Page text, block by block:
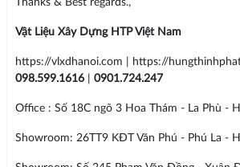
Thanks & Best regards.,
Vật Liệu Xây Dựng HTP Việt Nam
https://vlxdhanoi.com | https://
098.599.1616| 0901.724.247
Office : Số 18C ngõ 3 Hoa Thám - La Phù -
Showroom: 26TT9 KĐT Văn Phú - Phú La -